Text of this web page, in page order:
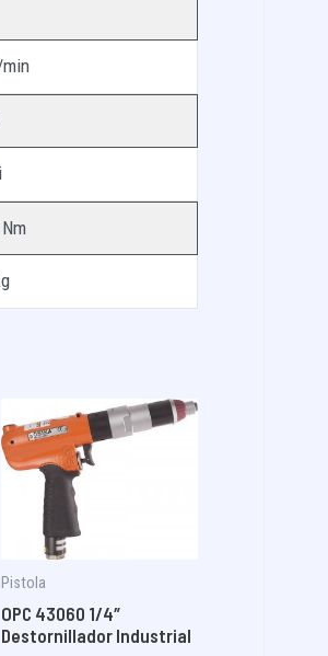
Pistola
OPC 43060 1/4″
Destornillador Industrial